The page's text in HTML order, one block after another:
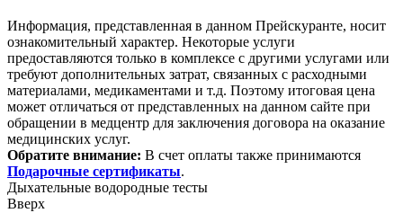
Информация, представленная в данном Прейскуранте, носит
ознакомительный характер. Некоторые услуги
предоставляются только в комплексе с другими услугами или
требуют дополнительных затрат, связанных с расходными
материалами, медикаментами и т.д. Поэтому итоговая цена
может отличаться от представленных на данном сайте при
обращении в медцентр для заключения договора на оказание
медицинских услуг.
Обратите внимание: В счет оплаты также принимаются
Подарочные сертификаты.
Дыхательные водородные тесты
Вверх